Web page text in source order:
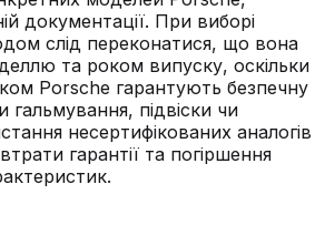
документації. При виборі
слід переконатися, що вона
та роком випуску, оскільки
Porsche гарантують безпечну
гальмування, підвіски чи
несертифікованих аналогів
гарантії та погіршення